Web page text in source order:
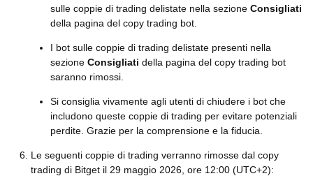
sulle coppie di trading delistate nella sezione Consigliati
della pagina del copy trading bot.
I bot sulle coppie di trading delistate presenti nella
sezione Consigliati della pagina del copy trading bot
saranno rimossi.
Si consiglia vivamente agli utenti di chiudere i bot che
includono queste coppie di trading per evitare potenziali
perdite. Grazie per la comprensione e la fiducia.
Le seguenti coppie di trading verranno rimosse dal copy
trading di Bitget il 29 maggio 2026, ore 12:00 (UTC+2):